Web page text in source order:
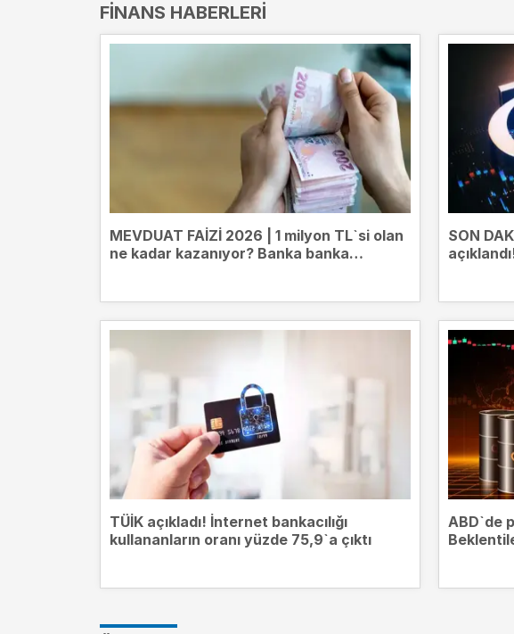
FINANS HABERLERI
MEVDUAT FAİZİ 2026 | 1 milyon TL`si olan
ne kadar kazanıyor? Banka banka
SON
TÜİK açıkladı! İnternet bankacılığı
kullananların oranı yüzde 75,9`a çıktı
ABD`de